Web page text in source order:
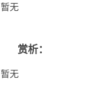
暂无
赏析：
暂无